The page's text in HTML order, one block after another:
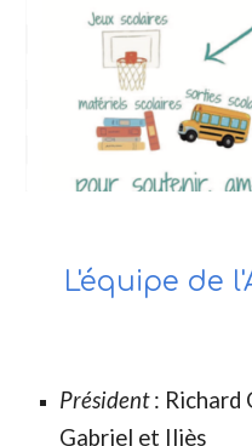
L'équipe de
Président: Richard
Gabriel et Iliès